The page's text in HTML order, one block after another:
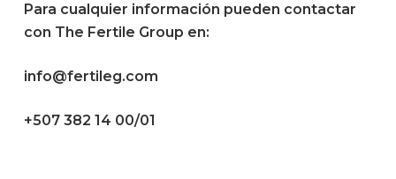
Para cualquier información pueden contactar
con The Fertile Group en:
info@fertileg.com
+507 382 14 00/01